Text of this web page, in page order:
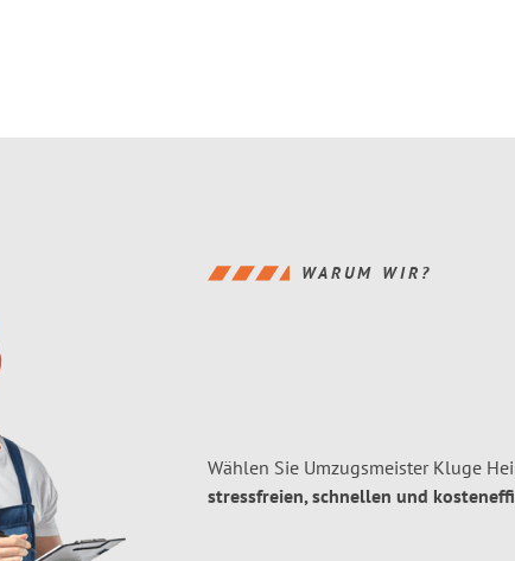
WARUM WIR?
Wählen Sie Umzugsmeister Kluge
stressfreien, schnellen und